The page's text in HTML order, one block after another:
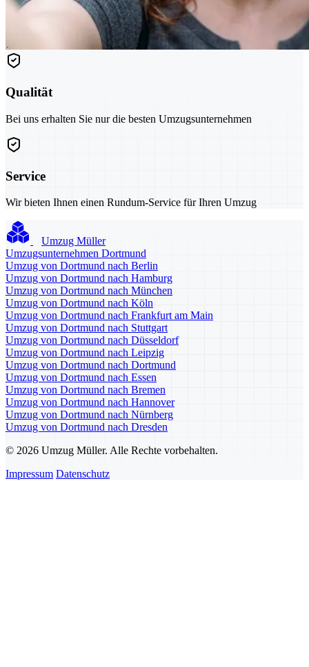
Qualität
Bei uns erhalten Sie nur die besten Umzugsunternehmen
Service
Wir bieten Ihnen einen Rundum-Service für Ihren Umzug
Umzug Müller
Umzugsunternehmen Dortmund
Umzug von Dortmund nach Berlin
Umzug von Dortmund nach Hamburg
Umzug von Dortmund nach München
Umzug von Dortmund nach Köln
Umzug von Dortmund nach Frankfurt am Main
Umzug von Dortmund nach Stuttgart
Umzug von Dortmund nach Düsseldorf
Umzug von Dortmund nach Leipzig
Umzug von Dortmund nach Dortmund
Umzug von Dortmund nach Essen
Umzug von Dortmund nach Bremen
Umzug von Dortmund nach Hannover
Umzug von Dortmund nach Nürnberg
Umzug von Dortmund nach Dresden
© 2026 Umzug Müller. Alle Rechte vorbehalten.
Impressum Datenschutz